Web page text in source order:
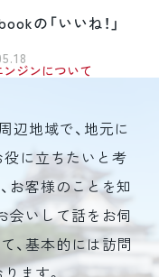
の「いいね！」
ンジンについて
辺地域で、地元に
に立ちたいと考
お客様のことを知
会いして話をお伺
、基本的には訪問
ます。